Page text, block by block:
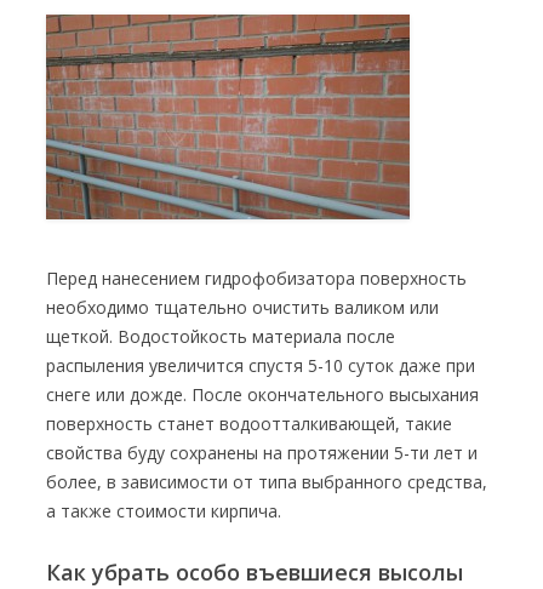
Перед нанесением гидрофобизатора поверхность
необходимо тщательно очистить валиком или
щеткой. Водостойкость материала после
распыления увеличится спустя 5-10 суток даже при
снеге или дожде. После окончательного высыхания
поверхность станет водоотталкивающей, такие
свойства буду сохранены на протяжении 5-ти лет и
более, в зависимости от типа выбранного средства,
а также стоимости кирпича.
Как убрать особо въевшиеся высолы